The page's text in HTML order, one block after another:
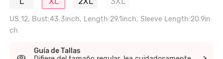
US:12, Bust:43.3inch, Length:29.1inch, Sleeve Length:20.9in
ch
Guía de Tallas